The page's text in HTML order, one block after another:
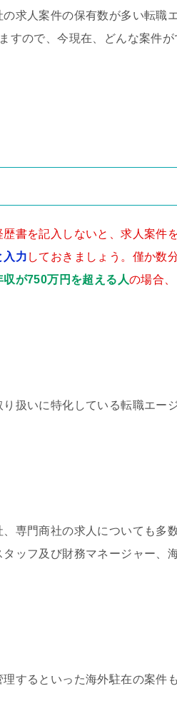
求人案件の保有数が多い転職
すので、今現在、どんな案件
書を記入しないと、求人案件
入力 しておきましょう。僅か数
収が750万円を超える人の場合
扱いに特化している転職エー
専門商社の求人についても多
ッフ及び財務マネージャー、
するといった海外駐在の案件